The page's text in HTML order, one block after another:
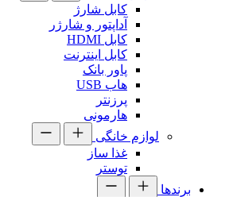
کابل شارژ
آداپتور و شارژر
کابل HDMI
کابل اینترنت
پاور بانک
هاب USB
پرزنتر
هارمونی
لوازم خانگی
غذا ساز
توستر
برندها